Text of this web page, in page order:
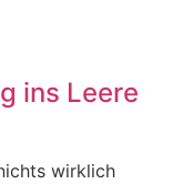
ins Leere
wirklich